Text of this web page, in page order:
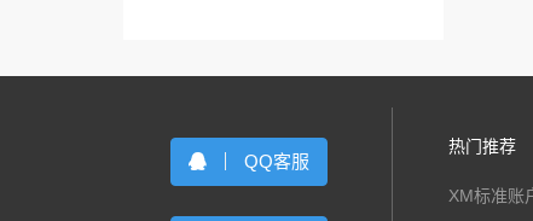
QQ客服
热门推荐
XM标准账